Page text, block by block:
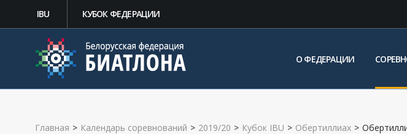
IBU КУБОК ФЕДЕРАЦИИ
О ФЕДЕРАЦИИ
Главная > Календарь соревнований > 2019/20 > Кубок IBU > Обертиллиах >